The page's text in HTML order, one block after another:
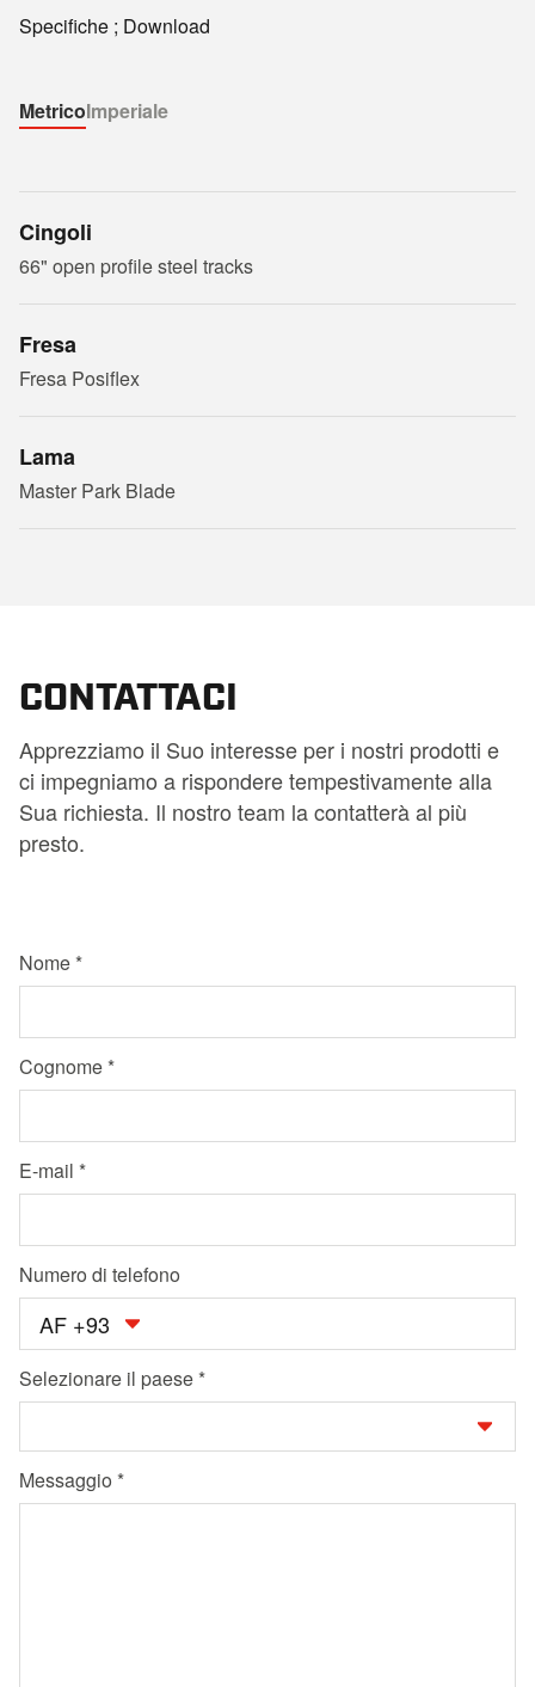
Specifiche ; Download
MetricoImperiale
Cingoli
66" open profile steel tracks
Fresa
Fresa Posiflex
Lama
Master Park Blade
CONTATTACI
Apprezziamo il Suo interesse per i nostri prodotti e
ci impegniamo a rispondere tempestivamente alla
Sua richiesta. Il nostro team la contatterà al più
presto.
Nome
Cognome
E-mail
Numero di telefono
AF +93
Selezionare il paese
Messaggio